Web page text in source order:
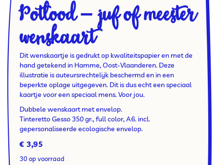
Potlood – juf of meester
wenskaart
Dit wenskaartje is gedrukt op kwaliteitspapier en met de
hand getekend in Hamme, Oost-Vlaanderen. Deze
illustratie is auteursrechtelijk beschermd en in een
beperkte oplage uitgegeven. Dit is dus echt een speciaal
kaartje voor een speciaal mens. Voor jou.
Dubbele wenskaart met envelop.
Tinteretto Gesso 350 gr., full color, A6. incl.
gepersonaliseerde ecologische envelop.
€ 3,95
30 op voorraad